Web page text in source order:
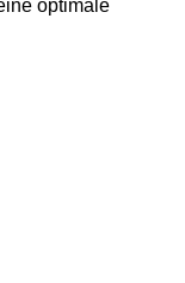
optimale